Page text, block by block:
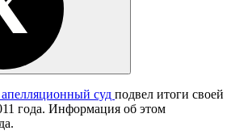
суд подвел итоги своей
года. Информация об этом